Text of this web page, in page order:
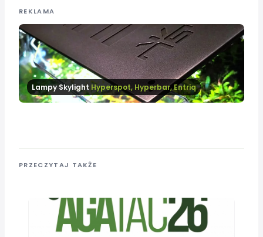
REKLAMA
Lampy Skylight Hyperspot, Hyperbar, Entriq
PRZECZYTAJ TAKŻE